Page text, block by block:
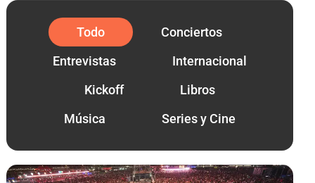
Conciertos
Entrevistas
Internacional
Kickoff
Libros
Música
Series y Cine
Todo